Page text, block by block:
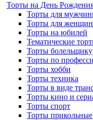
Торты на День
Торты для
Торты для
Торты на юбилей
Тематические
Торты болельщику
Торты по
Торты хобби
Торты техника
Торты в виде
Торты кино и
Торты спорт
Торты прикольные